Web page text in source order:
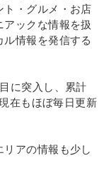
ト・グルメ・お店
ックな情報を扱
ル情報を発信する
に突入し、累計
在もほぼ毎日更新
アの情報も少し